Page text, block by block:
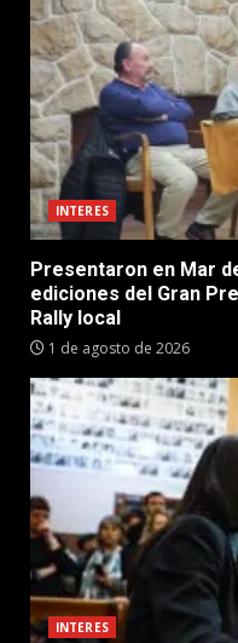
INTERES
Presentaron en Mar
ediciones del Gran
Rally local
1 de agosto de 2026
INTERES